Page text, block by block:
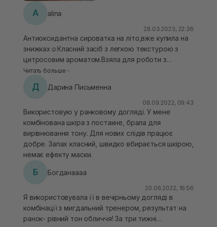
A alina
28.03.2023, 22:36
Антиоксидантна сироватка на літо,вже купила на
знижках☺️Класний засіб з легкою текстурою з
цитросовим ароматом.Взяла для роботи з
постакне.Поки все подобається,і свіжі постакне
час,або й взагалі не допоможе.Комбі,проблемна
шкіра негативної реакції не викликав.Об‘єм топ.
Читать больше
Д Дарина Письменна
08.09.2022, 09:43
Використовую у ранковому догляді. У мене
комбінована шкіра з постакне, брала для
вирівнювання тону. Для нових слідів працює
добре. Запах класний, швидко вбирається шкірою,
немає ефекту маски.
Б Богданаааа
20.06.2022, 16:56
Я використовувала її в вечірньому догляді в
комбінації з мигдальний тренером, результат на
ранок- рівний тон обличчя! За три тижні